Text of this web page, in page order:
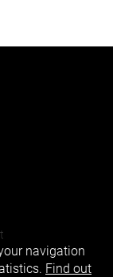
navigation
Find out